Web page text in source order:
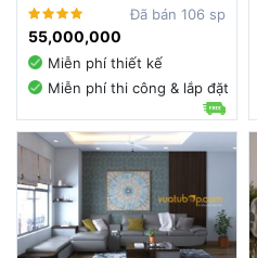
Đã bán 106 sp
55,000,000
Miễn phí thiết kế
Miễn phí thi công & lắp đặt